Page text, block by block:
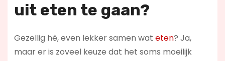
uit eten te gaan?
Gezellig hè, even lekker samen wat eten? Ja,
maar er is zoveel keuze dat het soms moeilijk